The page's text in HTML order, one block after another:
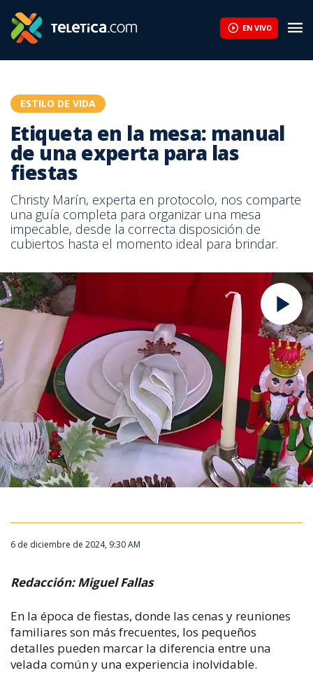
EN VIVO
ESTILO DE VIDA
Etiqueta en la mesa: manual
de una experta para las
fiestas
Christy Marín, experta en protocolo, nos comparte
una guía completa para organizar una mesa
impecable, desde la correcta disposición de
cubiertos hasta el momento ideal para brindar.
6 de diciembre de 2024, 9:30 AM
Redacción: Miguel Fallas
En la época de fiestas, donde las cenas y reuniones
familiares son más frecuentes, los pequeños
detalles pueden marcar la diferencia entre una
velada común y una experiencia inolvidable.